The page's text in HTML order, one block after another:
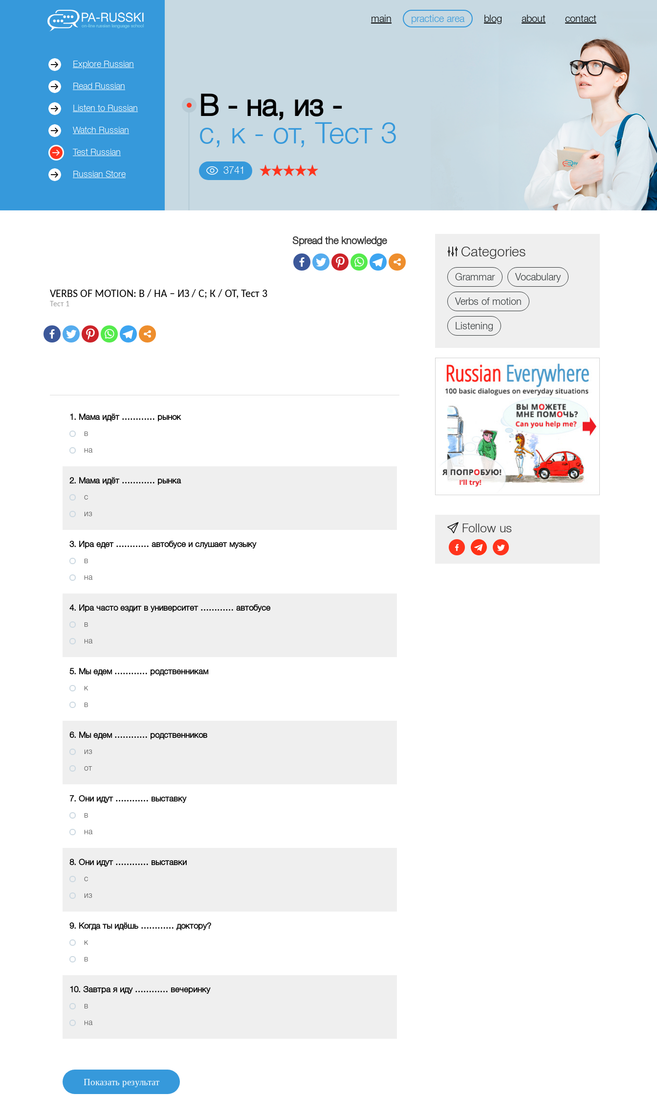
main practice area blog about contact
Explore Russian
Read Russian
Listen to Russian
Watch Russian
Test Russian
Russian Store
В - на, из -
с, к - от, Тест 3
3741
Spread the knowledge
VERBS OF MOTION: В / НА – ИЗ / C; К / ОТ, Тест 3
Тест 1
1. Мама идёт ………… рынок
в
на
2. Мама идёт ………… рынка
с
из
3. Ира едет ………… автобусе и слушает музыку
в
на
4. Ира часто ездит в университет ………… автобусе
в
на
5. Мы едем ………… родственникам
к
в
6. Мы едем ………… родственников
из
от
7. Они идут ………… выставку
в
на
8. Они идут ………… выставки
с
из
9. Когда ты идёшь ………… доктору?
к
в
10. Завтра я иду ………… вечеринку
в
на
Categories
Grammar Vocabulary
Verbs of motion
Listening
Follow us